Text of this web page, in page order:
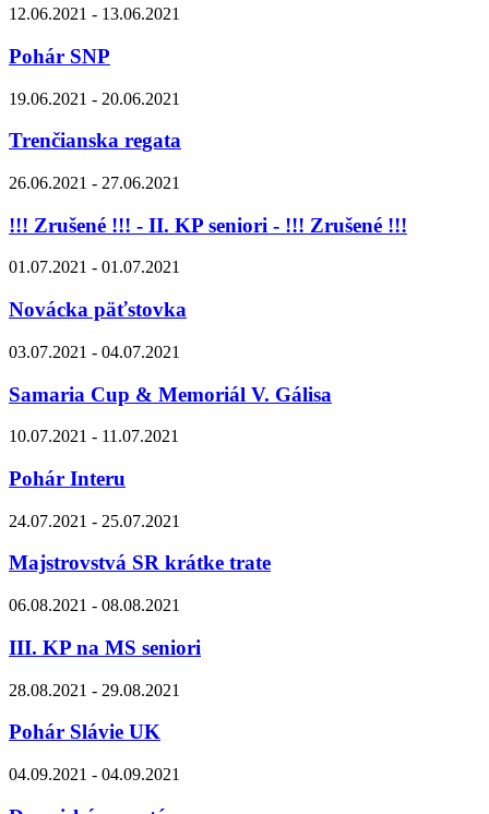
12.06.2021 - 13.06.2021
Pohár SNP
19.06.2021 - 20.06.2021
Trenčianska regata
26.06.2021 - 27.06.2021
!!! Zrušené !!! - II. KP seniori - !!! Zrušené !!!
01.07.2021 - 01.07.2021
Novácka päťstovka
03.07.2021 - 04.07.2021
Samaria Cup & Memoriál V. Gálisa
10.07.2021 - 11.07.2021
Pohár Interu
24.07.2021 - 25.07.2021
Majstrovstvá SR krátke trate
06.08.2021 - 08.08.2021
III. KP na MS seniori
28.08.2021 - 29.08.2021
Pohár Slávie UK
04.09.2021 - 04.09.2021